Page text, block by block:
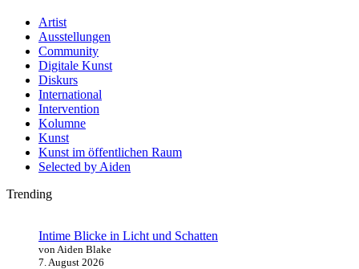
Artist
Ausstellungen
Community
Digitale Kunst
Diskurs
International
Intervention
Kolumne
Kunst
Kunst im öffentlichen Raum
Selected by Aiden
Trending
Intime Blicke in Licht und Schatten
von Aiden Blake
7. August 2026